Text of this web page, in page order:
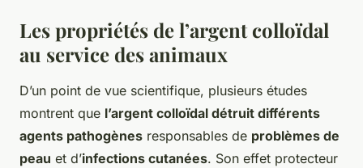
Les propriétés de l’argent colloïdal
au service des animaux
D’un point de vue scientifique, plusieurs études
montrent que l’argent colloïdal détruit différents
agents pathogènes responsables de problèmes de
peau et d’infections cutanées. Son effet protecteur